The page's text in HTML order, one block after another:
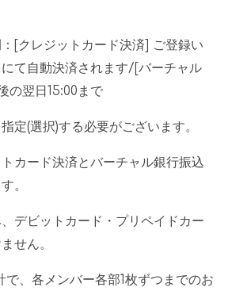
[クレジットカード決済] ご登録い
て自動決済されます/[バーチャル
の翌日 15:00 まで
定(選択)する必要がございます。
カード決済とバーチャル銀行振込
。
デビットカード・プリペイドカー
せん。
で、各メンバー各部1枚ずつまでのお